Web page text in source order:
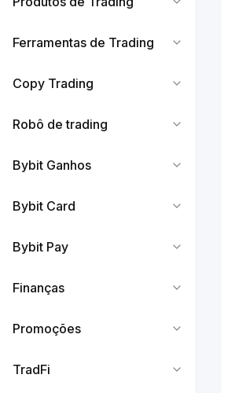
Ferramentas de Trading
Copy Trading
Robô de trading
Bybit Ganhos
Bybit Card
Bybit Pay
Finanças
Promoções
TradFi